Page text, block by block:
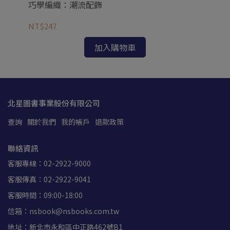
巧學編織：潮流配飾
NT$247
加入購物車
北星圖書事業股份有限公司
查詢 關於我們 我的帳戶 退款政策
聯絡資訊
客服專線：02-2922-9000
客服傳真：02-2922-9041
客服時間：09:00-18:00
信箱：nsbook@nsbooks.com.tw
地址：新北市永和區中正路462號B1